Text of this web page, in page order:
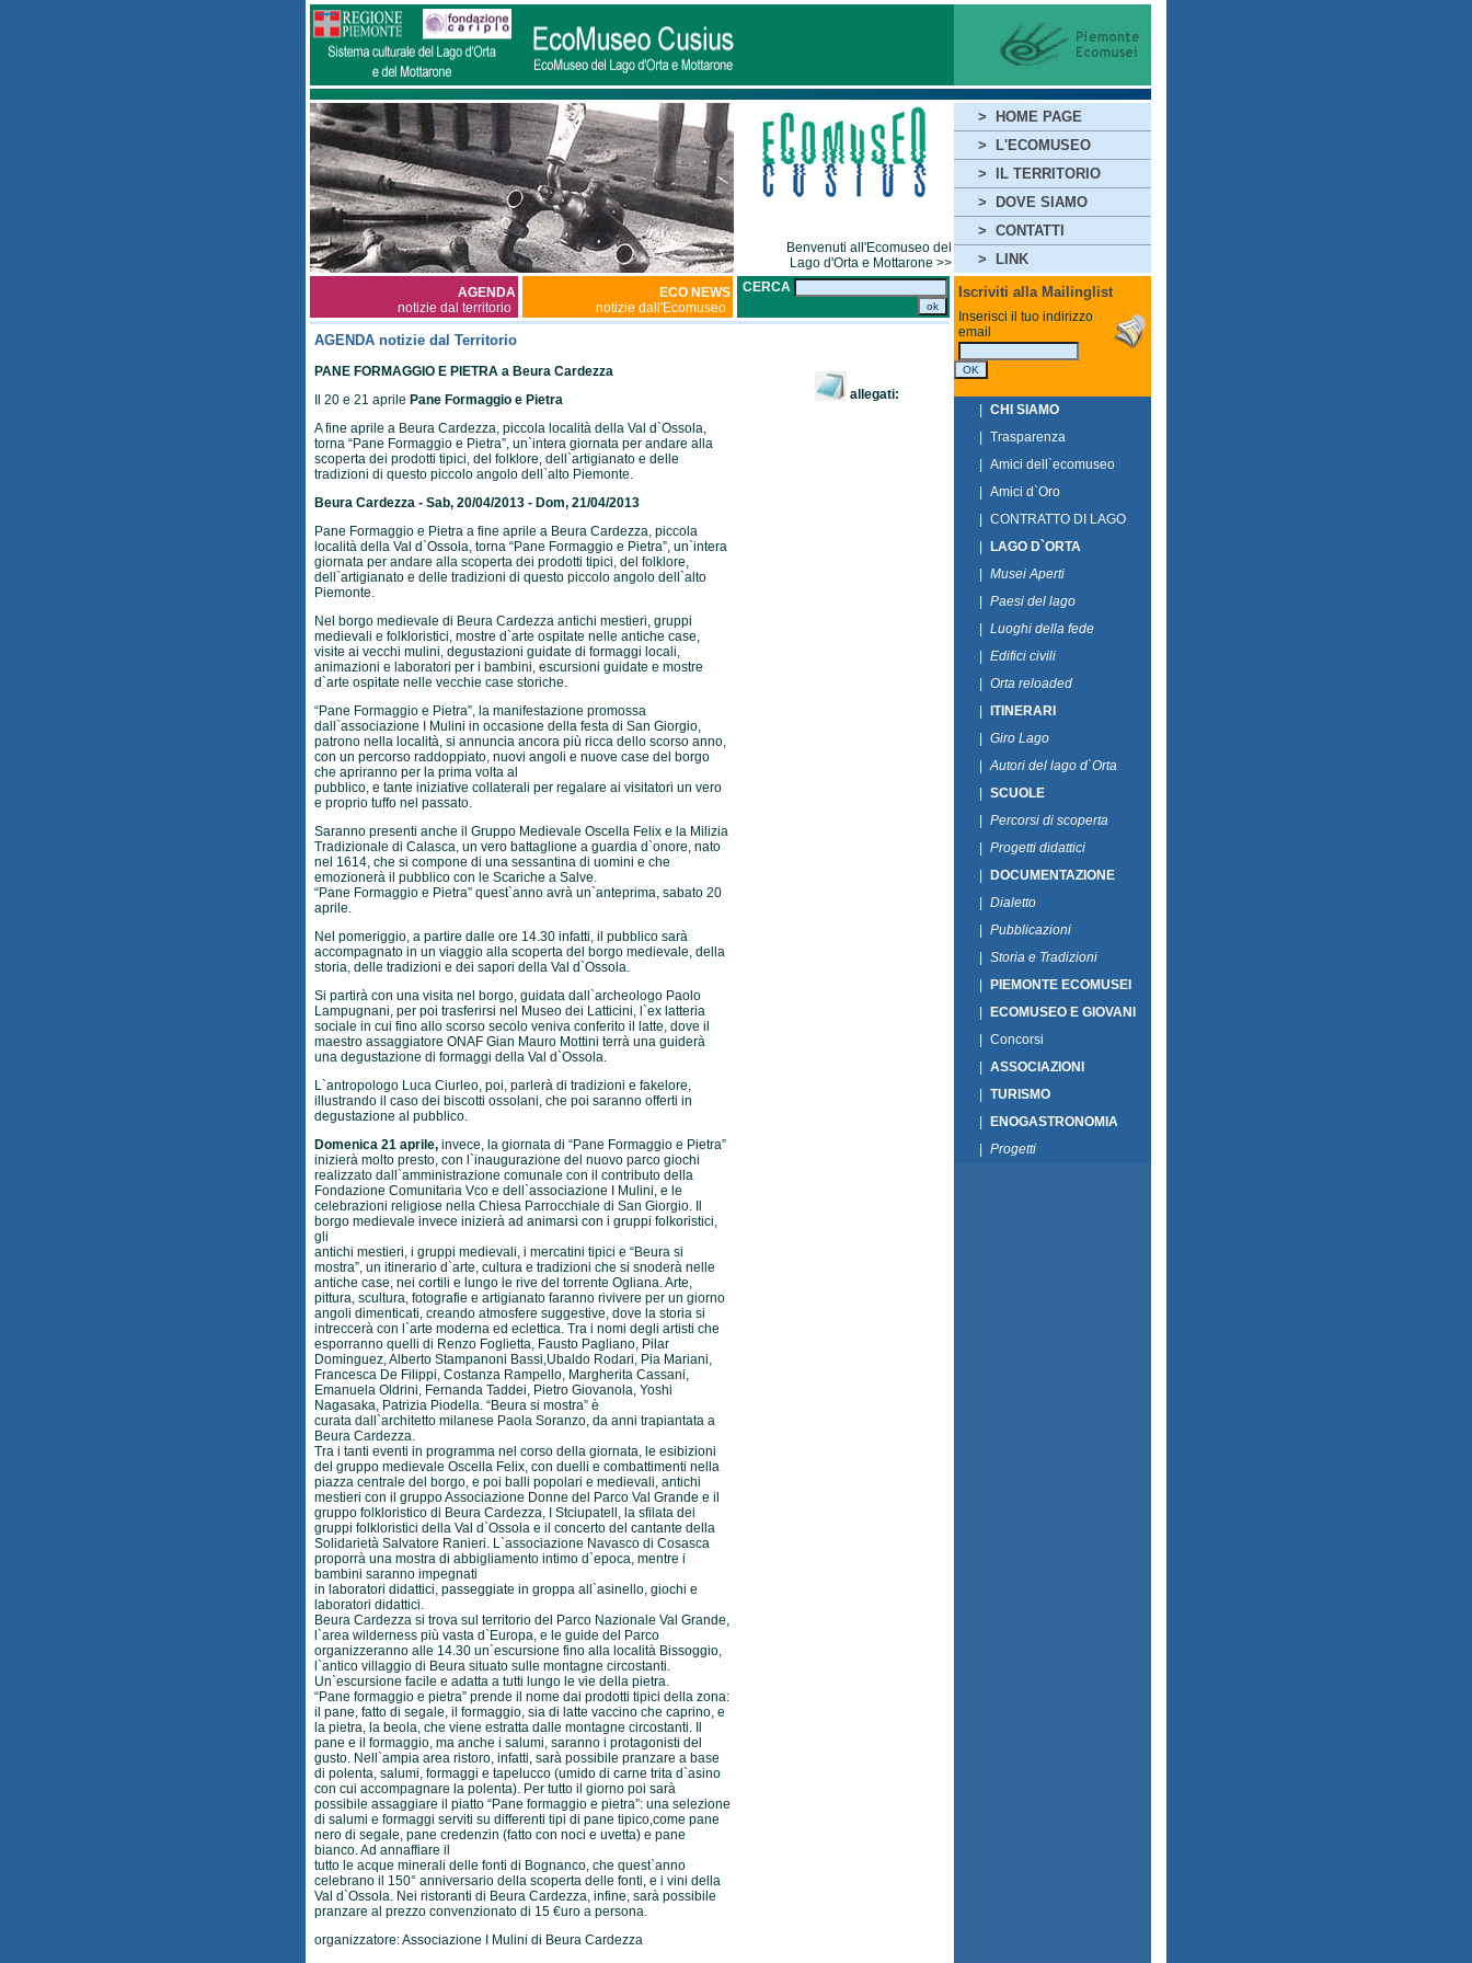
Benvenuti all'Ecomuseo del
Lago d'Orta e Mottarone >>
AGENDA
notizie dal territorio
ECO NEWS
notizie dall'Ecomuseo
CERCA
AGENDA notizie dal Territorio
PANE FORMAGGIO E PIETRA a Beura Cardezza
Il 20 e 21 aprile Pane Formaggio e Pietra
A fine aprile a Beura Cardezza, piccola località della Val d`Ossola,
torna “Pane Formaggio e Pietra”, un`intera giornata per andare alla
scoperta dei prodotti tipici, del folklore, dell`artigianato e delle
tradizioni di questo piccolo angolo dell`alto Piemonte.
Beura Cardezza - Sab, 20/04/2013 - Dom, 21/04/2013
Pane Formaggio e Pietra a fine aprile a Beura Cardezza, piccola
località della Val d`Ossola, torna “Pane Formaggio e Pietra”, un`intera
giornata per andare alla scoperta dei prodotti tipici, del folklore,
dell`artigianato e delle tradizioni di questo piccolo angolo dell`alto
Piemonte.
Nel borgo medievale di Beura Cardezza antichi mestieri, gruppi
medievali e folkloristici, mostre d`arte ospitate nelle antiche case,
visite ai vecchi mulini, degustazioni guidate di formaggi locali,
animazioni e laboratori per i bambini, escursioni guidate e mostre
d`arte ospitate nelle vecchie case storiche.
“Pane Formaggio e Pietra”, la manifestazione promossa
dall`associazione I Mulini in occasione della festa di San Giorgio,
patrono nella località, si annuncia ancora più ricca dello scorso anno,
con un percorso raddoppiato, nuovi angoli e nuove case del borgo
che apriranno per la prima volta al
pubblico, e tante iniziative collaterali per regalare ai visitatori un vero
e proprio tuffo nel passato.
Saranno presenti anche il Gruppo Medievale Oscella Felix e la Milizia
Tradizionale di Calasca, un vero battaglione a guardia d`onore, nato
nel 1614, che si compone di una sessantina di uomini e che
emozionerà il pubblico con le Scariche a Salve.
“Pane Formaggio e Pietra” quest`anno avrà un`anteprima, sabato 20
aprile.
Nel pomeriggio, a partire dalle ore 14.30 infatti, il pubblico sarà
accompagnato in un viaggio alla scoperta del borgo medievale, della
storia, delle tradizioni e dei sapori della Val d`Ossola.
Si partirà con una visita nel borgo, guidata dall`archeologo Paolo
Lampugnani, per poi trasferirsi nel Museo dei Latticini, l`ex latteria
sociale in cui fino allo scorso secolo veniva conferito il latte, dove il
maestro assaggiatore ONAF Gian Mauro Mottini terrà una guiderà
una degustazione di formaggi della Val d`Ossola.
L`antropologo Luca Ciurleo, poi, parlerà di tradizioni e fakelore,
illustrando il caso dei biscotti ossolani, che poi saranno offerti in
degustazione al pubblico.
Domenica 21 aprile, invece, la giornata di “Pane Formaggio e Pietra”
inizierà molto presto, con l`inaugurazione del nuovo parco giochi
realizzato dall`amministrazione comunale con il contributo della
Fondazione Comunitaria Vco e dell`associazione I Mulini, e le
celebrazioni religiose nella Chiesa Parrocchiale di San Giorgio. Il
borgo medievale invece inizierà ad animarsi con i gruppi folkoristici,
gli
antichi mestieri, i gruppi medievali, i mercatini tipici e “Beura si
mostra”, un itinerario d`arte, cultura e tradizioni che si snoderà nelle
antiche case, nei cortili e lungo le rive del torrente Ogliana. Arte,
pittura, scultura, fotografie e artigianato faranno rivivere per un giorno
angoli dimenticati, creando atmosfere suggestive, dove la storia si
intreccerà con l`arte moderna ed eclettica. Tra i nomi degli artisti che
esporranno quelli di Renzo Foglietta, Fausto Pagliano, Pilar
Dominguez, Alberto Stampanoni Bassi,Ubaldo Rodari, Pia Mariani,
Francesca De Filippi, Costanza Rampello, Margherita Cassani,
Emanuela Oldrini, Fernanda Taddei, Pietro Giovanola, Yoshi
Nagasaka, Patrizia Piodella. “Beura si mostra” è
curata dall`architetto milanese Paola Soranzo, da anni trapiantata a
Beura Cardezza.
Tra i tanti eventi in programma nel corso della giornata, le esibizioni
del gruppo medievale Oscella Felix, con duelli e combattimenti nella
piazza centrale del borgo, e poi balli popolari e medievali, antichi
mestieri con il gruppo Associazione Donne del Parco Val Grande e il
gruppo folkloristico di Beura Cardezza, I Stciupatell, la sfilata dei
gruppi folkloristici della Val d`Ossola e il concerto del cantante della
Solidarietà Salvatore Ranieri. L`associazione Navasco di Cosasca
proporrà una mostra di abbigliamento intimo d`epoca, mentre i
bambini saranno impegnati
in laboratori didattici, passeggiate in groppa all`asinello, giochi e
laboratori didattici.
Beura Cardezza si trova sul territorio del Parco Nazionale Val Grande,
l`area wilderness più vasta d`Europa, e le guide del Parco
organizzeranno alle 14.30 un`escursione fino alla località Bissoggio,
l`antico villaggio di Beura situato sulle montagne circostanti.
Un`escursione facile e adatta a tutti lungo le vie della pietra.
“Pane formaggio e pietra” prende il nome dai prodotti tipici della zona:
il pane, fatto di segale, il formaggio, sia di latte vaccino che caprino, e
la pietra, la beola, che viene estratta dalle montagne circostanti. Il
pane e il formaggio, ma anche i salumi, saranno i protagonisti del
gusto. Nell`ampia area ristoro, infatti, sarà possibile pranzare a base
di polenta, salumi, formaggi e tapelucco (umido di carne trita d`asino
con cui accompagnare la polenta). Per tutto il giorno poi sarà
possibile assaggiare il piatto “Pane formaggio e pietra”: una selezione
di salumi e formaggi serviti su differenti tipi di pane tipico,come pane
nero di segale, pane credenzin (fatto con noci e uvetta) e pane
bianco. Ad annaffiare il
tutto le acque minerali delle fonti di Bognanco, che quest`anno
celebrano il 150° anniversario della scoperta delle fonti, e i vini della
Val d`Ossola. Nei ristoranti di Beura Cardezza, infine, sarà possibile
pranzare al prezzo convenzionato di 15 €uro a persona.
organizzatore: Associazione I Mulini di Beura Cardezza
allegati:
>
HOME PAGE
>
L'ECOMUSEO
>
IL TERRITORIO
>
DOVE SIAMO
> CONTATTI
>
LINK
Iscriviti alla Mailinglist
Inserisci il tuo indirizzo
email
CHI SIAMO
Trasparenza
Amici dell`ecomuseo
Amici d`Oro
CONTRATTO DI LAGO
LAGO D`ORTA
Musei Aperti
Paesi del lago
Luoghi della fede
Edifici civili
Orta reloaded
ITINERARI
Giro Lago
Autori del lago d`Orta
SCUOLE
Percorsi di scoperta
Progetti didattici
DOCUMENTAZIONE
Dialetto
Pubblicazioni
Storia e Tradizioni
PIEMONTE ECOMUSEI
ECOMUSEO E GIOVANI
Concorsi
ASSOCIAZIONI
TURISMO
ENOGASTRONOMIA
Progetti